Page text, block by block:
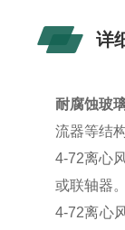
详
耐腐蚀玻
流器等结
4-72离心
或联轴器
4-72离心